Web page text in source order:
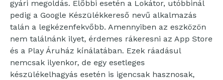
gyári megoldás. Előbbi esetén a Lokátor, utóbbinál
pedig a Google Készülékkereső nevű alkalmazás
talán a legkézenfekvőbb. Amennyiben az eszközön
nem találnánk ilyet, érdemes rákeresni az App Store
és a Play Áruház kínálatában. Ezek ráadásul
nemcsak ilyenkor, de egy esetleges
készülékelhagyás esetén is igencsak hasznosak,